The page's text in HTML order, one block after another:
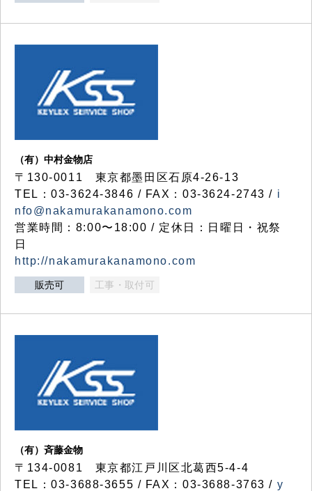
（有）中村金物店
〒130-0011 東京都墨田区石原4-26-13
TEL：03-3624-3846 / FAX：03-3624-2743 / i
nfo@nakamurakanamono.com
営業時間：8:00〜18:00 / 定休日：日曜日・祝祭
日
http://nakamurakanamono.com
販売可 工事・取付可
（有）斉藤金物
〒134-0081 東京都江戸川区北葛西5-4-4
TEL：03-3688-3655 / FAX：03-3688-3763 / y